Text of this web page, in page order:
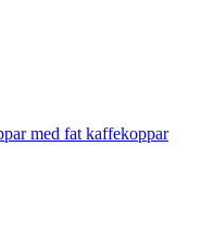
med fat kaffekoppar